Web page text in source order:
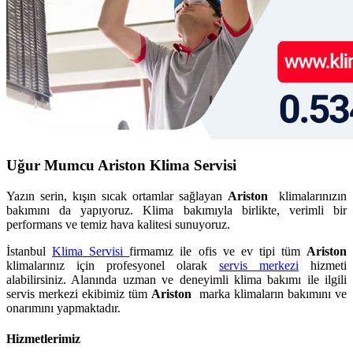
Uğur Mumcu Ariston Klima Servisi
Yazın serin, kışın sıcak ortamlar sağlayan Ariston klimalarınızın
bakımını da yapıyoruz. Klima bakımıyla birlikte, verimli bir
performans ve temiz hava kalitesi sunuyoruz.
İstanbulKlima Servisifirmamız ile ofis ve ev tipi tüm Ariston
klimalarınız için profesyonel olarak servis merkezi hizmeti
alabilirsiniz. Alanında uzman ve deneyimli klima bakımı ile ilgili
servis merkezi ekibimiz tüm Ariston marka klimaların bakımını ve
onarımını yapmaktadır.
Hizmetlerimiz